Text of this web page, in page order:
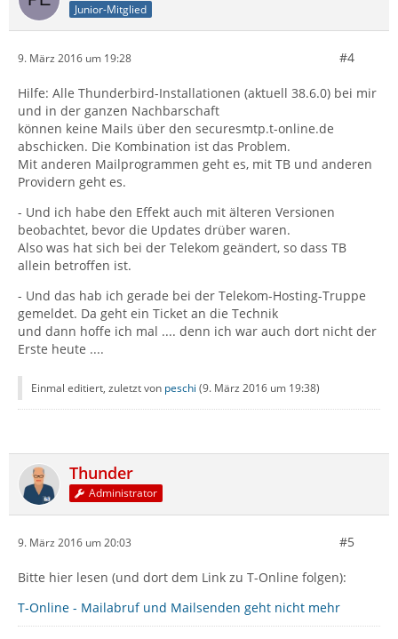
Junior-Mitglied
9. März 2016 um 19:28 #4
Hilfe: Alle Thunderbird-Installationen (aktuell 38.6.0) bei mir
und in der ganzen Nachbarschaft
können keine Mails über den securesmtp.t-online.de
abschicken. Die Kombination ist das Problem.
Mit anderen Mailprogrammen geht es, mit TB und anderen
Providern geht es.
- Und ich habe den Effekt auch mit älteren Versionen
beobachtet, bevor die Updates drüber waren.
Also was hat sich bei der Telekom geändert, so dass TB
allein betroffen ist.
- Und das hab ich gerade bei der Telekom-Hosting-Truppe
gemeldet. Da geht ein Ticket an die Technik
und dann hoffe ich mal .... denn ich war auch dort nicht der
Erste heute ....
Einmal editiert, zuletzt von peschi (9. März 2016 um 19:38)
Thunder
Administrator
9. März 2016 um 20:03 #5
Bitte hier lesen (und dort dem Link zu T-Online folgen):
T-Online - Mailabruf und Mailsenden geht nicht mehr